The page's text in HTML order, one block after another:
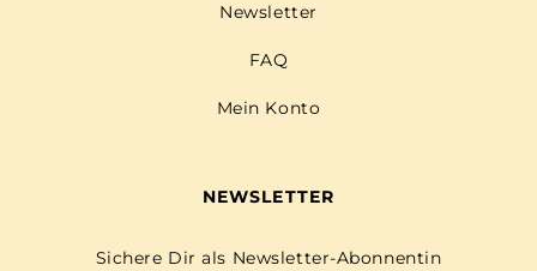
Newsletter
FAQ
Mein Konto
NEWSLETTER
Sichere Dir als Newsletter-Abonnentin